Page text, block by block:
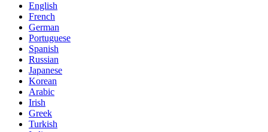
English
French
German
Portuguese
Spanish
Russian
Japanese
Korean
Arabic
Irish
Greek
Turkish